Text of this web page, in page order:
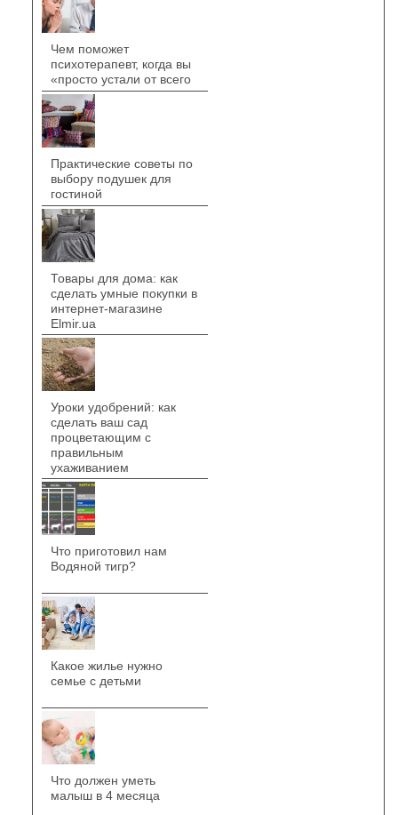
Чем поможет
психотерапевт, когда вы
«просто устали от всего
Практические советы по
выбору подушек для
гостиной
Товары для дома: как
сделать умные покупки в
интернет-магазине
Elmir.ua
Уроки удобрений: как
сделать ваш сад
процветающим с
правильным
ухаживанием
Что приготовил нам
Водяной тигр?
Какое жилье нужно
семье с детьми
Что должен уметь
малыш в 4 месяца